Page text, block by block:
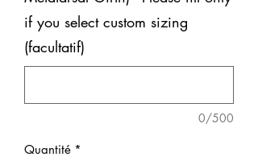
if you select custom sizing
(facultatif)
0/500
Quantité *